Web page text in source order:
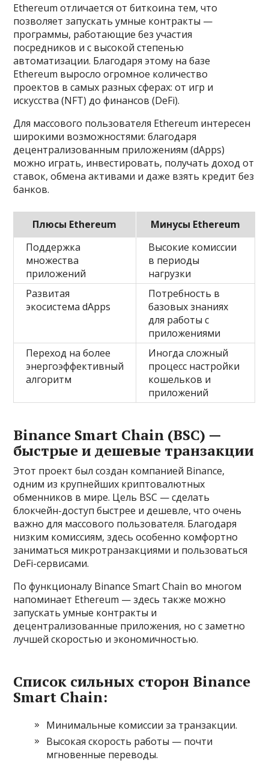
Ethereum отличается от биткоина тем, что
позволяет запускать умные контракты —
программы, работающие без участия
посредников и с высокой степенью
автоматизации. Благодаря этому на базе
Ethereum выросло огромное количество
проектов в самых разных сферах: от игр и
искусства (NFT) до финансов (DeFi).
Для массового пользователя Ethereum интересен
широкими возможностями: благодаря
децентрализованным приложениям (dApps)
можно играть, инвестировать, получать доход от
ставок, обмена активами и даже взять кредит без
банков.
Плюсы Ethereum
Минусы Ethereum
Поддержка
множества
приложений
Высокие комиссии
в периоды
нагрузки
Развитая
экосистема dApps
Потребность в
базовых знаниях
для работы с
приложениями
Переход на более
энергоэффективный
алгоритм
Иногда сложный
процесс настройки
кошельков и
приложений
Binance Smart Chain (BSC) —
быстрые и дешевые транзакции
Этот проект был создан компанией Binance,
одним из крупнейших криптовалютных
обменников в мире. Цель BSC — сделать
блокчейн-доступ быстрее и дешевле, что очень
важно для массового пользователя. Благодаря
низким комиссиям, здесь особенно комфортно
заниматься микротранзакциями и пользоваться
DeFi-сервисами.
По функционалу Binance Smart Chain во многом
напоминает Ethereum — здесь также можно
запускать умные контракты и
децентрализованные приложения, но с заметно
лучшей скоростью и экономичностью.
Список сильных сторон Binance
Smart Chain:
Минимальные комиссии за транзакции.
Высокая скорость работы — почти
мгновенные переводы.